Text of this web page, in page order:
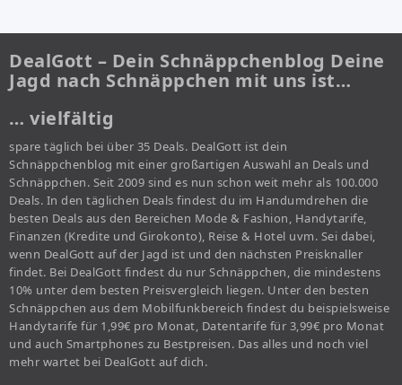
DealGott – Dein Schnäppchenblog Deine
Jagd nach Schnäppchen mit uns ist…
… vielfältig
spare täglich bei über 35 Deals. DealGott ist dein
Schnäppchenblog mit einer großartigen Auswahl an Deals und
Schnäppchen. Seit 2009 sind es nun schon weit mehr als 100.000
Deals. In den täglichen Deals findest du im Handumdrehen die
besten Deals aus den Bereichen Mode & Fashion, Handytarife,
Finanzen (Kredite und Girokonto), Reise & Hotel uvm. Sei dabei,
wenn DealGott auf der Jagd ist und den nächsten Preisknaller
findet. Bei DealGott findest du nur Schnäppchen, die mindestens
10% unter dem besten Preisvergleich liegen. Unter den besten
Schnäppchen aus dem Mobilfunkbereich findest du beispielsweise
Handytarife für 1,99€ pro Monat, Datentarife für 3,99€ pro Monat
und auch Smartphones zu Bestpreisen. Das alles und noch viel
mehr wartet bei DealGott auf dich.